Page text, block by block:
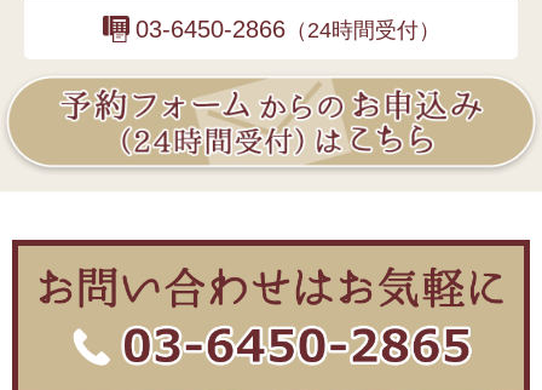
03-6450-2866（24時間受付）